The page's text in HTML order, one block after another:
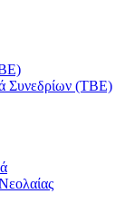
Συνεδρίων (ΤΒΕ)